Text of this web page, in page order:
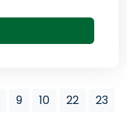
9 10 22 23